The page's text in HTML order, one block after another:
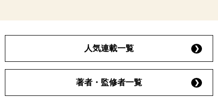
人気連載一覧
著者・監修者一覧